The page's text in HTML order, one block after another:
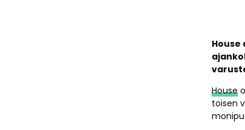
House
toisen